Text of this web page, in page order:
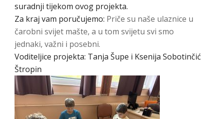
suradnji tijekom ovog projekta.
Za kraj vam poručujemo: Priče su naše ulaznice u
čarobni svijet mašte, a u tom svijetu svi smo
jednaki, važni i posebni.
Voditeljice projekta: Tanja Šupe i Ksenija Sobotinčić
Štropin